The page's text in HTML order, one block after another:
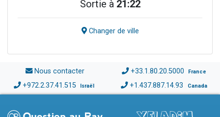
Sortie à 21:22
Changer de ville
Nous contacter +33.1.80.20.5000 France
+972.2.37.41.515 Israël +1.437.887.14.93 Canada